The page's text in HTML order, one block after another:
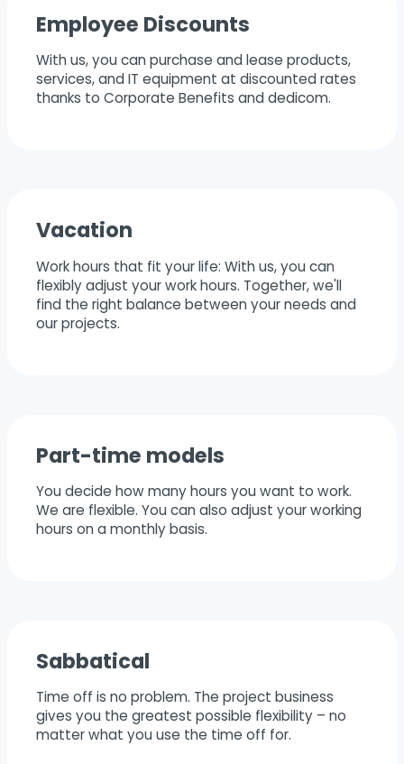
Employee Discounts
With us, you can purchase and lease products,
services, and IT equipment at discounted rates
thanks to Corporate Benefits and dedicom.
Vacation
Work hours that fit your life: With us, you can
flexibly adjust your work hours. Together, we'll
find the right balance between your needs and
our projects.
Part-time models
You decide how many hours you want to work.
We are flexible. You can also adjust your working
hours on a monthly basis.
Sabbatical
Time off is no problem. The project business
gives you the greatest possible flexibility – no
matter what you use the time off for.